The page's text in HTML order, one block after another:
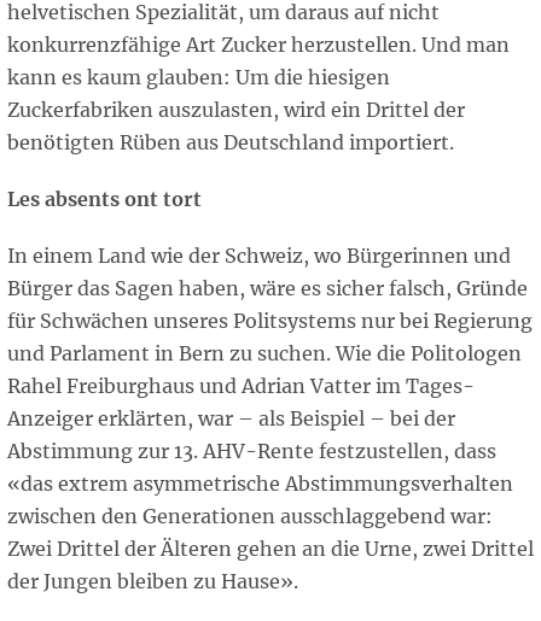
helvetischen Spezialität, um daraus auf nicht
konkurrenzfähige Art Zucker herzustellen. Und man
kann es kaum glauben: Um die hiesigen
Zuckerfabriken auszulasten, wird ein Drittel der
benötigten Rüben aus Deutschland importiert.
Les absents ont tort
In einem Land wie der Schweiz, wo Bürgerinnen und
Bürger das Sagen haben, wäre es sicher falsch, Gründe
für Schwächen unseres Politsystems nur bei Regierung
und Parlament in Bern zu suchen. Wie die Politologen
Rahel Freiburghaus und Adrian Vatter im Tages-
Anzeiger erklärten, war – als Beispiel – bei der
Abstimmung zur 13. AHV-Rente festzustellen, dass
«das extrem asymmetrische Abstimmungsverhalten
zwischen den Generationen ausschlaggebend war:
Zwei Drittel der Älteren gehen an die Urne, zwei Drittel
der Jungen bleiben zu Hause».